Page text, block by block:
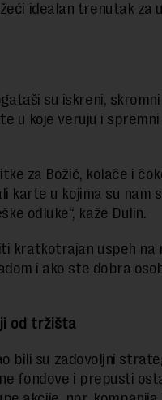
idealan trenutak za
su iskreni, skromni
u koje veruju i spremni
za Božić, kolače i
karte u kojima su nam
odluke“, kaže Dulin.
kratkotrajan uspeh na
i ako ste dobra
od tržišta
bili su zadovoljni
fondove i prepusti